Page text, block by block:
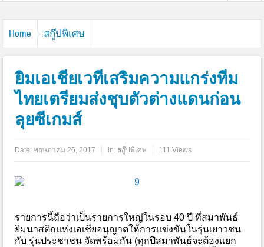
Home สกู๊ปพิเศษ
ยิมเอเชียเวทีเสริมความแกร่งทีม
ไทยเตรียมส่งชุบตัวต่างแดนก่อน
ลุยซีเกมส์
Date:พฤษภาคม 26, 2017 in: สกู๊ปพิเศษ 111 Views
รายการนี้ถือว่าเป็นรายการใหญ่ในรอบ 40 ปี ที่สมาพันธ์
ยิมนาสติกแห่งเอเชียอนุญาตให้การแข่งขันในรุ่นเยาวชน
กับ รุ่นประชาชน จัดพร้อมกัน (ทุกปีสมาพันธ์จะต้องแยก